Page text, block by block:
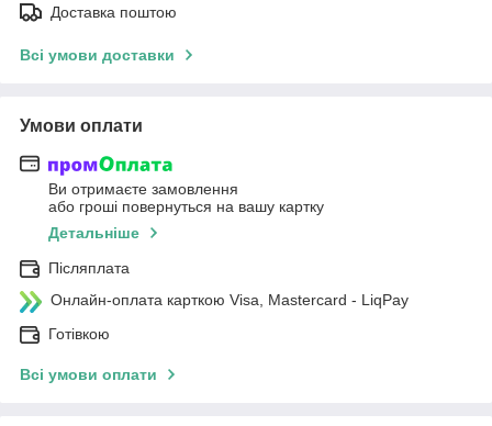
Доставка поштою
Всі умови доставки
Умови оплати
Ви отримаєте замовлення
або гроші повернуться на вашу картку
Детальніше
Післяплата
Онлайн-оплата карткою Visa, Mastercard - LiqPay
Готівкою
Всі умови оплати